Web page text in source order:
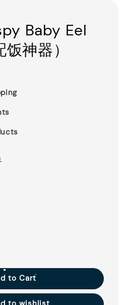
Baby Eel
神器）
to Cart